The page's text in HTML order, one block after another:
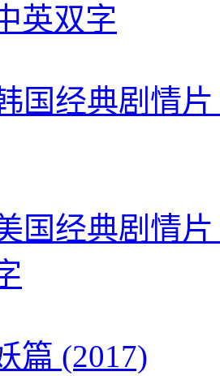
英双字
国经典剧情
国经典剧情
篇 (2017)